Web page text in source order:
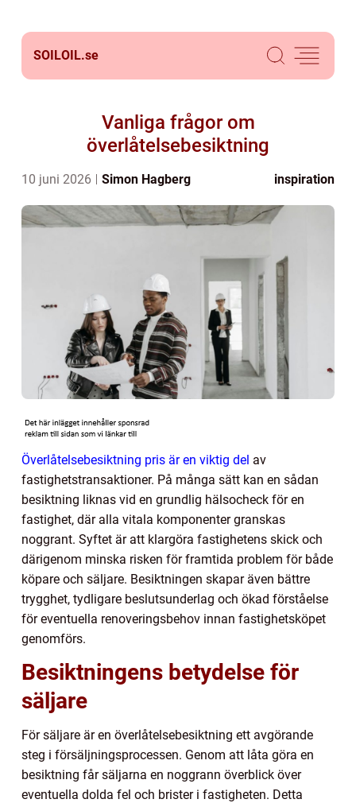
SOILOIL.se
Vanliga frågor om
överlåtelsebesiktning
10 juni 2026 Simon Hagberg inspiration
Överlåtelsebesiktning pris är en viktig del av
fastighetstransaktioner. På många sätt kan en sådan
besiktning liknas vid en grundlig hälsocheck för en
fastighet, där alla vitala komponenter granskas
noggrant. Syftet är att klargöra fastighetens skick och
därigenom minska risken för framtida problem för både
köpare och säljare. Besiktningen skapar även bättre
trygghet, tydligare beslutsunderlag och ökad förståelse
för eventuella renoveringsbehov innan fastighetsköpet
genomförs.
Besiktningens betydelse för
säljare
För säljare är en överlåtelsebesiktning ett avgörande
steg i försäljningsprocessen. Genom att låta göra en
besiktning får säljarna en noggrann överblick över
eventuella dolda fel och brister i fastigheten. Detta